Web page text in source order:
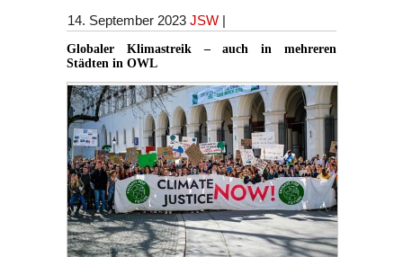
14. September 2023 JSW |
Globaler Klimastreik – auch in mehreren
Städten in OWL